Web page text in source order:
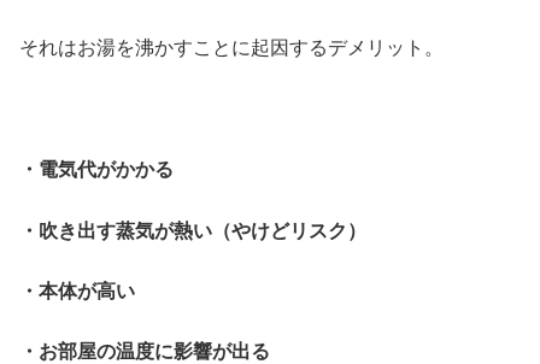
それはお湯を沸かすことに起因するデメリット。
・電気代がかかる
・吹き出す蒸気が熱い（やけどリスク）
・本体が高い
・お部屋の温度に影響が出る